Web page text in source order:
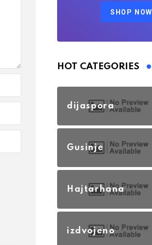
SHOP NOW
HOT CATEGORIES
dijaspora
Gusinje
Hajtarhana
izdvojeno